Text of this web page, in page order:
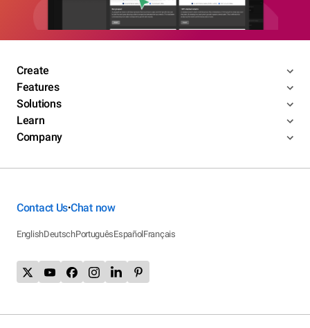
Create
Features
Solutions
Learn
Company
Contact Us•Chat now
EnglishDeutschPortuguêsEspañolFrançais